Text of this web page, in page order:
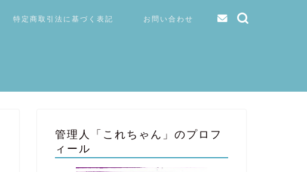
特定商取引法に基づく表記 お問い合わせ
管理人「これちゃん」のプロフ
ィール